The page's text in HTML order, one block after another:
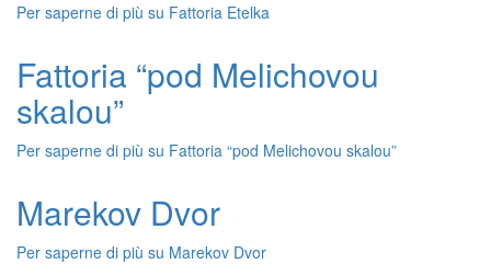
Per saperne di più su Fattoria Etelka
Fattoria “pod Melichovou
skalou”
Per saperne di più su Fattoria “pod Melichovou skalou”
Marekov Dvor
Per saperne di più su Marekov Dvor